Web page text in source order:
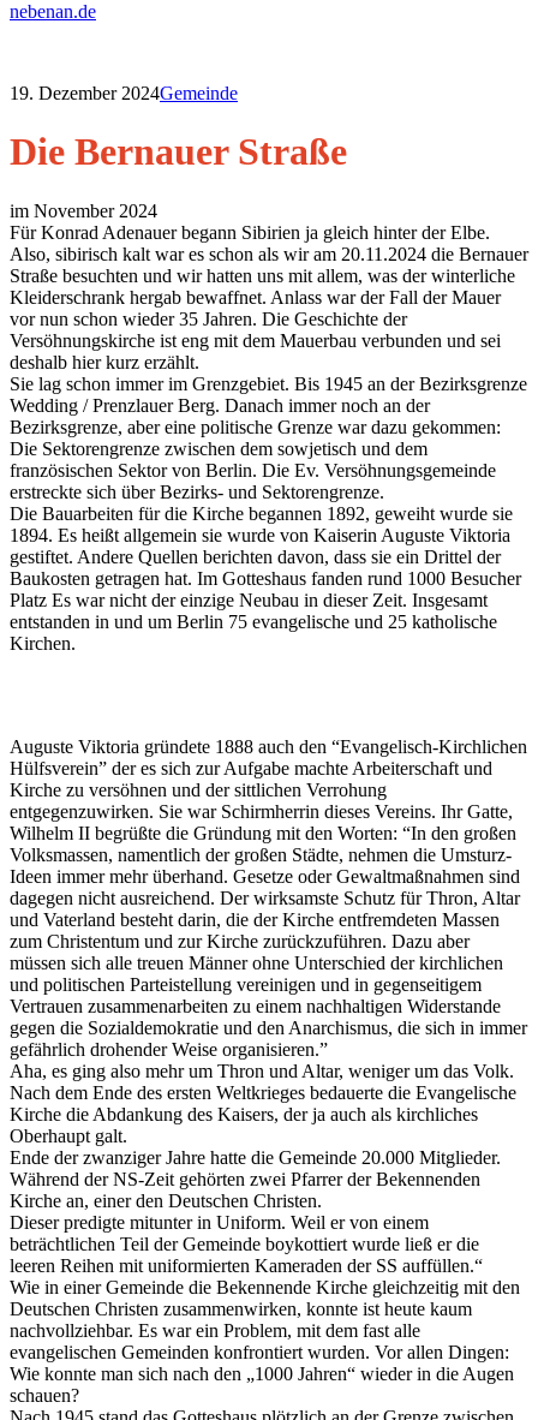
nebenan.de
19. Dezember 2024Gemeinde
Die Bernauer Straße
im November 2024
Für Konrad Adenauer begann Sibirien ja gleich hinter der Elbe.
Also, sibirisch kalt war es schon als wir am 20.11.2024 die Bernauer
Straße besuchten und wir hatten uns mit allem, was der winterliche
Kleiderschrank hergab bewaffnet. Anlass war der Fall der Mauer
vor nun schon wieder 35 Jahren. Die Geschichte der
Versöhnungskirche ist eng mit dem Mauerbau verbunden und sei
deshalb hier kurz erzählt.
Sie lag schon immer im Grenzgebiet. Bis 1945 an der Bezirksgrenze
Wedding / Prenzlauer Berg. Danach immer noch an der
Bezirksgrenze, aber eine politische Grenze war dazu gekommen:
Die Sektorengrenze zwischen dem sowjetisch und dem
französischen Sektor von Berlin. Die Ev. Versöhnungsgemeinde
erstreckte sich über Bezirks- und Sektorengrenze.
Die Bauarbeiten für die Kirche begannen 1892, geweiht wurde sie
1894. Es heißt allgemein sie wurde von Kaiserin Auguste Viktoria
gestiftet. Andere Quellen berichten davon, dass sie ein Drittel der
Baukosten getragen hat. Im Gotteshaus fanden rund 1000 Besucher
Platz Es war nicht der einzige Neubau in dieser Zeit. Insgesamt
entstanden in und um Berlin 75 evangelische und 25 katholische
Kirchen.
Auguste Viktoria gründete 1888 auch den “Evangelisch-Kirchlichen
Hülfsverein” der es sich zur Aufgabe machte Arbeiterschaft und
Kirche zu versöhnen und der sittlichen Verrohung
entgegenzuwirken. Sie war Schirmherrin dieses Vereins. Ihr Gatte,
Wilhelm II begrüßte die Gründung mit den Worten: “In den großen
Volksmassen, namentlich der großen Städte, nehmen die Umsturz-
Ideen immer mehr überhand. Gesetze oder Gewaltmaßnahmen sind
dagegen nicht ausreichend. Der wirksamste Schutz für Thron, Altar
und Vaterland besteht darin, die der Kirche entfremdeten Massen
zum Christentum und zur Kirche zurückzuführen. Dazu aber
müssen sich alle treuen Männer ohne Unterschied der kirchlichen
und politischen Parteistellung vereinigen und in gegenseitigem
Vertrauen zusammenarbeiten zu einem nachhaltigen Widerstande
gegen die Sozialdemokratie und den Anarchismus, die sich in immer
gefährlich drohender Weise organisieren.”
Aha, es ging also mehr um Thron und Altar, weniger um das Volk.
Nach dem Ende des ersten Weltkrieges bedauerte die Evangelische
Kirche die Abdankung des Kaisers, der ja auch als kirchliches
Oberhaupt galt.
Ende der zwanziger Jahre hatte die Gemeinde 20.000 Mitglieder.
Während der NS-Zeit gehörten zwei Pfarrer der Bekennenden
Kirche an, einer den Deutschen Christen.
Dieser predigte mitunter in Uniform. Weil er von einem
beträchtlichen Teil der Gemeinde boykottiert wurde ließ er die
leeren Reihen mit uniformierten Kameraden der SS auffüllen.“
Wie in einer Gemeinde die Bekennende Kirche gleichzeitig mit den
Deutschen Christen zusammenwirken, konnte ist heute kaum
nachvollziehbar. Es war ein Problem, mit dem fast alle
evangelischen Gemeinden konfrontiert wurden. Vor allen Dingen:
Wie konnte man sich nach den „1000 Jahren“ wieder in die Augen
schauen?